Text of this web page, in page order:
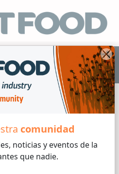
comunidad
noticias y eventos de la
que nadie.
ES